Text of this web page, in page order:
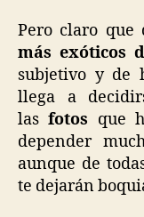
Pero claro que
más exóticos
subjetivo y de
llega a
lasfotos que
depender
aunque de
te dejarán